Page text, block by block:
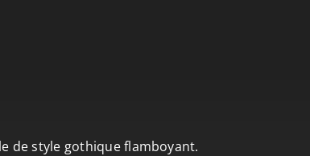
de style gothique flamboyant.